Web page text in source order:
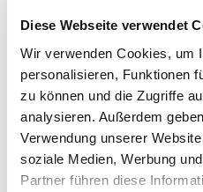
Diese Webseite verwendet
Wir verwenden Cookies, um
personalisieren, Funktionen
zu können und die Zugriffe
analysieren. Außerdem
Verwendung unserer
soziale Medien, Werbung
Partner führen diese
Dies